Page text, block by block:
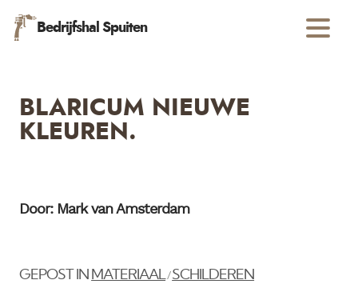
Bedrijfshal Spuiten
BLARICUM NIEUWE
KLEUREN.
Door: Mark van Amsterdam
GEPOST IN MATERIAAL/SCHILDEREN